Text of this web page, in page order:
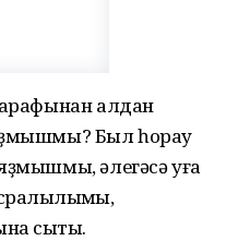
алдан
Был һорау
әлегәсә уға
сыҡты.